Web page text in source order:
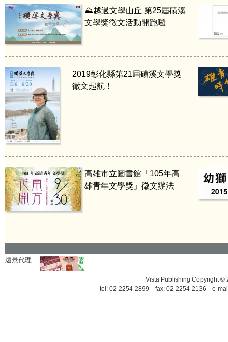
⛰️越過文學山丘 第25屆磺溪
文學獎徵文活動開跑囉
2019彰化縣第21屆磺溪文學獎
徵文起航！
高雄市立圖書館「105年高
雄青年文學獎」徵文辦法
遠景代理｜
Vista Publishing Copyright ©
tel: 02-2254-2899 fax: 02-2254-2136 e-